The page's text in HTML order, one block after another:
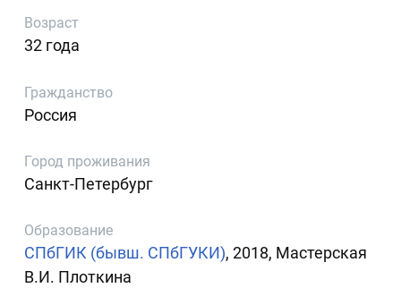
Возраст
32 года
Гражданство
Россия
Город проживания
Санкт-Петербург
Образование
СПбГИК (бывш. СПбГУКИ), 2018, Мастерская
В.И. Плоткина